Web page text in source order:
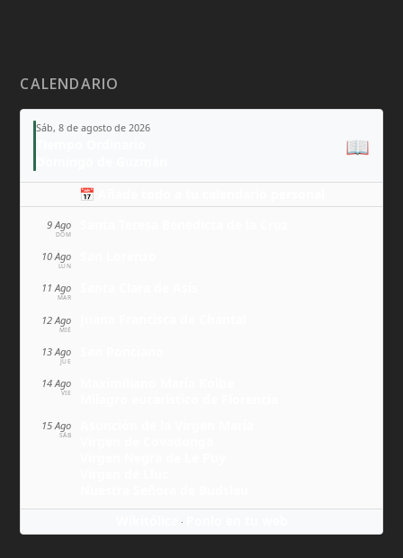
CALENDARIO
Sáb, 8 de agosto de 2026
📖
📅 Añade todo a tu calendario personal
9 Ago
DOM
10 Ago
LUN
11 Ago
MAR
12 Ago
MIÉ
13 Ago
JUE
14 Ago
VIE
15 Ago
SÁB
·